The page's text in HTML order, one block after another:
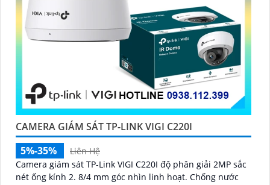
CAMERA GIÁM SÁT TP-LINK VIGI C220I
5%-35%
Liên Hệ
Camera giám sát TP-Link VIGI C220I độ phân giải 2MP sắc
nét ống kính 2. 8/4 mm góc nhìn linh hoạt. Chống nước